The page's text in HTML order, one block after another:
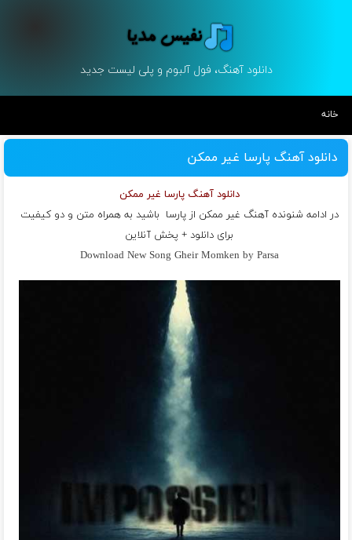
دانلود آهنگ، فول آلبوم و پلی لیست جدید
خانه
دانلود آهنگ پارسا غیر ممکن
دانلود آهنگ پارسا غیر ممکن
در ادامه شنونده آهنگ غیر ممکن ازپارسا باشید به همراه متن و دو کیفیت
برای دانلود + پخش آنلاین
Download New Song Gheir Momken by Parsa